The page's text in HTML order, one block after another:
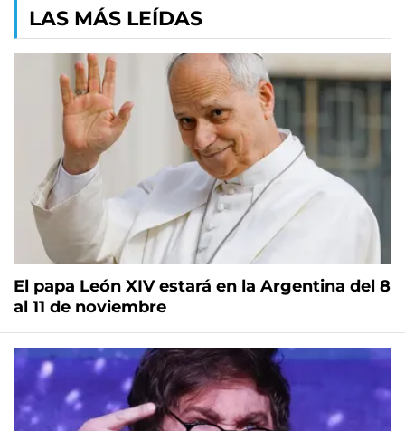
LAS MÁS LEÍDAS
El papa León XIV estará en la Argentina del 8
al 11 de noviembre